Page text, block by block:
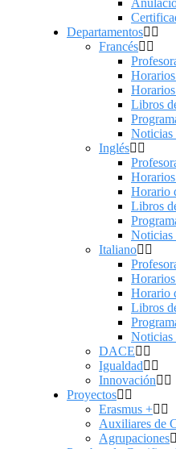
Departamentos
Francés
Libros
Noticias
Inglés
Horario
Libros
Noticias
Italiano
Horario
Libros
Noticias
DACE
Igualdad
Innovación
Proyectos
Erasmus +
Auxiliares de
Agrupaciones